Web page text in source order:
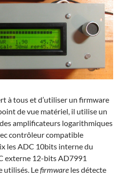
à tous et d’utiliser un firmware
de vue matériel, il utilise un
amplificateurs logarithmiques
contrôleur compatible
les ADC 10bits interne du
externe 12-bits AD7991
utilisés. Lefirmware les détecte